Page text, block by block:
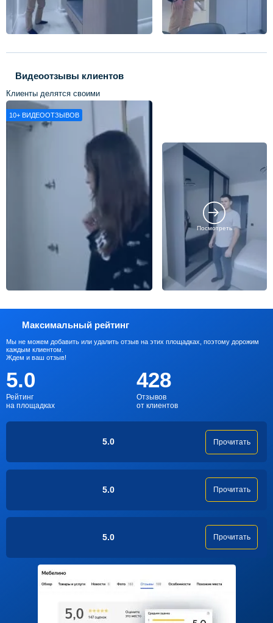
Видеоотзывы клиентов
Клиенты делятся своими
впечатлениями о нашей работе
10+ ВИДЕООТЗЫВОВ
Посмотреть
Максимальный рейтинг
Мы не можем добавить или удалить отзыв на этих площадках, поэтому дорожим
каждым клиентом.
Ждем и ваш отзыв!
5.0
Рейтинг
на площадках
428
Отзывов
от клиентов
5.0 Прочитать
5.0 Прочитать
5.0 Прочитать